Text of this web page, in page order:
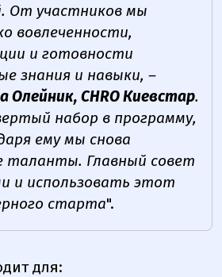
От участников мы
вовлеченности,
и готовности
знания и навыки, –
Олейник, CHRO Киевстар.
набор в программу,
ему мы снова
таланты. Главный совет
и использовать этот
старта".
для: